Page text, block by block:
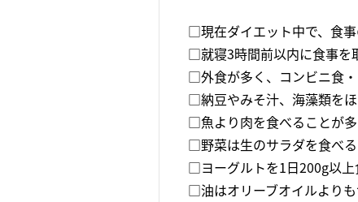
□現在ダイエット中で、食
□就寝3時間前以内に食事を
□外食が多く、コンビニ食
□納豆やみそ汁、海藻類を
□魚より肉を食べることが
□野菜は生のサラダを食べる
□ヨーグルトを1日200g以上
□油はオリーブオイルより